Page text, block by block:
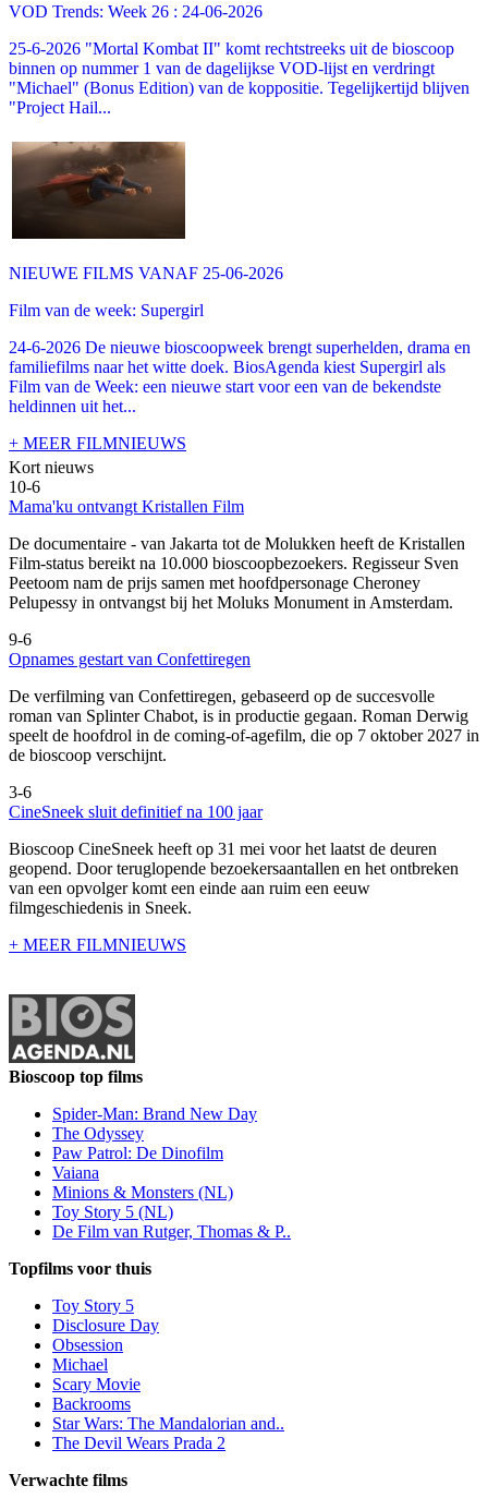
VOD Trends: Week 26 : 24-06-2026
25-6-2026 "Mortal Kombat II" komt rechtstreeks uit de bioscoop
binnen op nummer 1 van de dagelijkse VOD-lijst en verdringt
"Michael" (Bonus Edition) van de koppositie. Tegelijkertijd blijven
"Project Hail...
NIEUWE FILMS VANAF 25-06-2026
Film van de week: Supergirl
24-6-2026 De nieuwe bioscoopweek brengt superhelden, drama en
familiefilms naar het witte doek. BiosAgenda kiest Supergirl als
Film van de Week: een nieuwe start voor een van de bekendste
heldinnen uit het...
+ MEER FILMNIEUWS
Kort nieuws
10-6
Mama'ku ontvangt Kristallen Film
De documentaire - van Jakarta tot de Molukken heeft de Kristallen
Film-status bereikt na 10.000 bioscoopbezoekers. Regisseur Sven
Peetoom nam de prijs samen met hoofdpersonage Cheroney
Pelupessy in ontvangst bij het Moluks Monument in Amsterdam.
9-6
Opnames gestart van Confettiregen
De verfilming van Confettiregen, gebaseerd op de succesvolle
roman van Splinter Chabot, is in productie gegaan. Roman Derwig
speelt de hoofdrol in de coming-of-agefilm, die op 7 oktober 2027 in
de bioscoop verschijnt.
3-6
CineSneek sluit definitief na 100 jaar
Bioscoop CineSneek heeft op 31 mei voor het laatst de deuren
geopend. Door teruglopende bezoekersaantallen en het ontbreken
van een opvolger komt een einde aan ruim een eeuw
filmgeschiedenis in Sneek.
+ MEER FILMNIEUWS
Bioscoop top films
Spider-Man: Brand New Day
The Odyssey
Paw Patrol: De Dinofilm
Vaiana
Minions & Monsters (NL)
Toy Story 5 (NL)
De Film van Rutger, Thomas & P..
Topfilms voor thuis
Toy Story 5
Disclosure Day
Obsession
Michael
Scary Movie
Backrooms
Star Wars: The Mandalorian and..
The Devil Wears Prada 2
Verwachte films